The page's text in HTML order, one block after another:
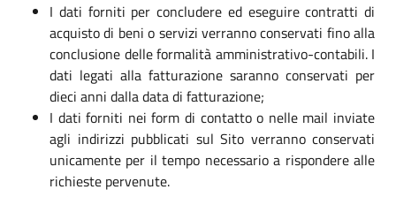
I dati forniti per concludere ed eseguire contratti di
acquisto di beni o servizi verranno conservati fino alla
conclusione delle formalità amministrativo-contabili. I
dati legati alla fatturazione saranno conservati per
dieci anni dalla data di fatturazione;
I dati forniti nei form di contatto o nelle mail inviate
agli indirizzi pubblicati sul Sito verranno conservati
unicamente per il tempo necessario a rispondere alle
richieste pervenute.